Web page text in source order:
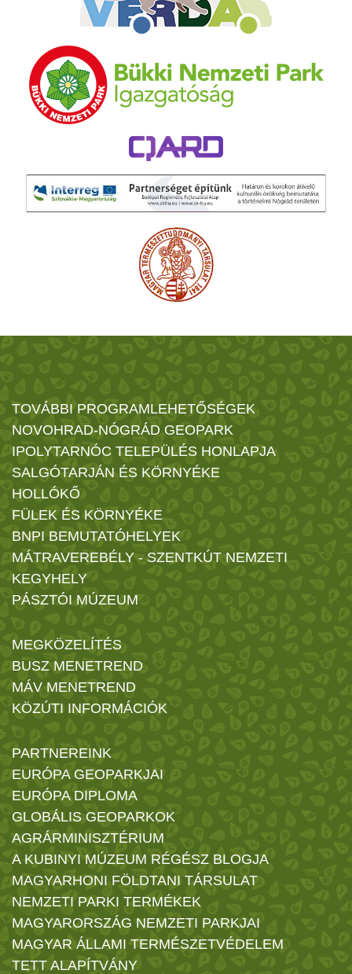
TOVÁBBI PROGRAMLEHETŐSÉGEK
NOVOHRAD-NÓGRÁD GEOPARK
IPOLYTARNÓC TELEPÜLÉS HONLAPJA
SALGÓTARJÁN ÉS KÖRNYÉKE
HOLLÓKŐ
FÜLEK ÉS KÖRNYÉKE
BNPI BEMUTATÓHELYEK
MÁTRAVEREBÉLY - SZENTKÚT NEMZETI
KEGYHELY
PÁSZTÓI MÚZEUM
MEGKÖZELÍTÉS
BUSZ MENETREND
MÁV MENETREND
KÖZÚTI INFORMÁCIÓK
PARTNEREINK
EURÓPA GEOPARKJAI
EURÓPA DIPLOMA
GLOBÁLIS GEOPARKOK
AGRÁRMINISZTÉRIUM
A KUBINYI MÚZEUM RÉGÉSZ BLOGJA
MAGYARHONI FÖLDTANI TÁRSULAT
NEMZETI PARKI TERMÉKEK
MAGYARORSZÁG NEMZETI PARKJAI
MAGYAR ÁLLAMI TERMÉSZETVÉDELEM
TETT ALAPÍTVÁNY